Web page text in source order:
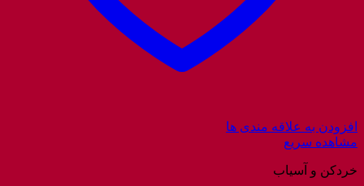
افزودن به علاقه مندی ها
مشاهده سریع
خردکن و آسیاب